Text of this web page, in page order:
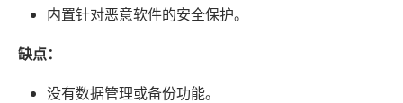
内置针对恶意软件的安全保护。
缺点：
没有数据管理或备份功能。